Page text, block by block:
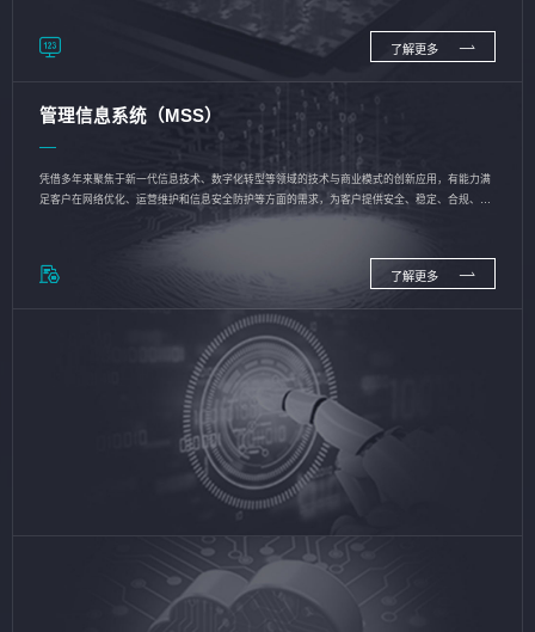
了解更多
管理信息系统（MSS）
凭借多年来聚焦于新一代信息技术、数字化转型等领域的技术与商业模式的创新应用，有能力满
足客户在网络优化、运营维护和信息安全防护等方面的需求，为客户提供安全、稳定、合规、持
了解更多